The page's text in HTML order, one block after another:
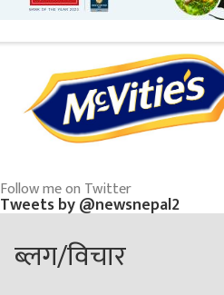
Follow me on Twitter
Tweets by @newsnepal2
ब्लग/विचार